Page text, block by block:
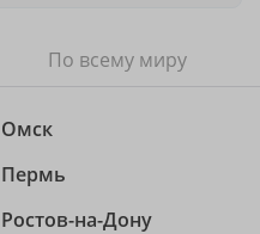
По всему миру
Омск
Пермь
Ростов-на-Дону